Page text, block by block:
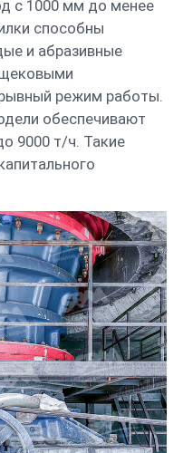
с 1000 мм до менее
способны
и абразивные
режим работы.
обеспечивают
9000 т/ч. Такие